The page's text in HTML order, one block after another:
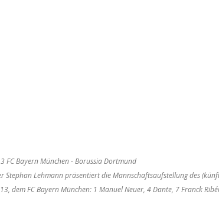
FC Bayern München - Borussia Dortmund
Stephan Lehmann präsentiert die Mannschaftsaufstellung des
dem FC Bayern München: 1 Manuel Neuer, 4 Dante, 7 Franck